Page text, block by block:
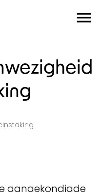
aangekondigde